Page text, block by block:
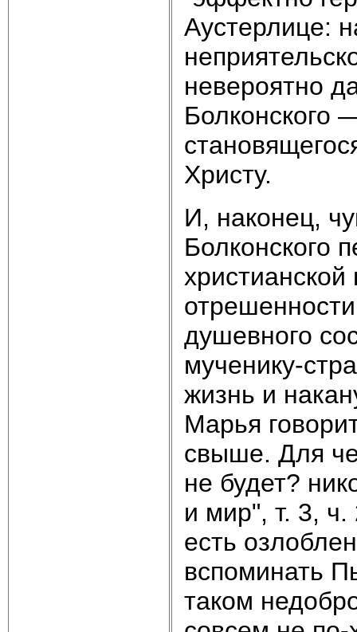
Аустерлице:
невероятно
Болконского
Христу.
И, наконец,
Болконского
душевного
мученику-
жизнь и
Марья
свыше. Для
не будет?
и мир", т. 3,
есть
вспоминать
таком